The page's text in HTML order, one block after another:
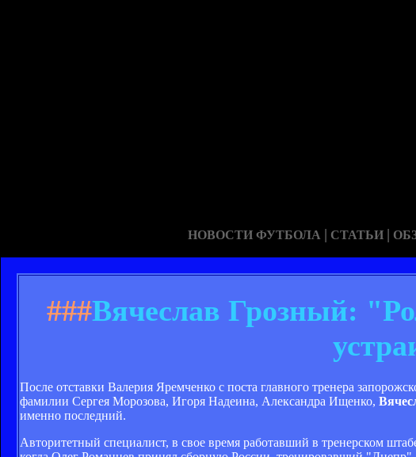
НОВОСТИ ФУТБОЛА | СТАТЬИ |
###Вячеслав Грозный:
После отставки Валерия Яремченко с поста главного тренера
фамилии Сергея Морозова, Игоря Надеина, Александра Ищенко,
именно последний.
Авторитетный специалист, в свое время работавший в тренерском